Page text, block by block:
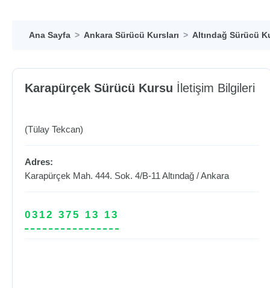
Ana Sayfa Ankara Sürücü Kursları Altındağ Sürücü
Karapürçek Sürücü Kursu İletişim Bilgileri
(Tülay Tekcan)
Adres:
Karapürçek Mah. 444. Sok. 4/B-11 Altındağ /Ankara
0312 375 13 13